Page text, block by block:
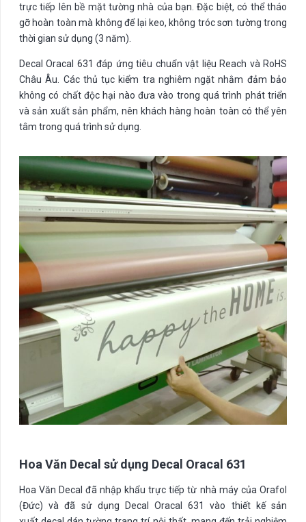
trực tiếp lên bề mặt tường nhà của bạn. Đặc biệt, có thể tháo
gỡ hoàn toàn mà không để lại keo, không tróc sơn tường trong
thời gian sử dụng (3 năm).
Decal Oracal 631 đáp ứng tiêu chuẩn vật liệu Reach và RoHS
Châu Âu. Các thủ tục kiểm tra nghiêm ngặt nhằm đảm bảo
không có chất độc hại nào đưa vào trong quá trình phát triển
và sản xuất sản phẩm, nên khách hàng hoàn toàn có thể yên
tâm trong quá trình sử dụng.
Hoa Văn Decal sử dụng Decal Oracal 631
Hoa Văn Decal đã nhập khẩu trực tiếp từ nhà máy của Orafol
(Đức) và đã sử dụng Decal Oracal 631 vào thiết kế sản